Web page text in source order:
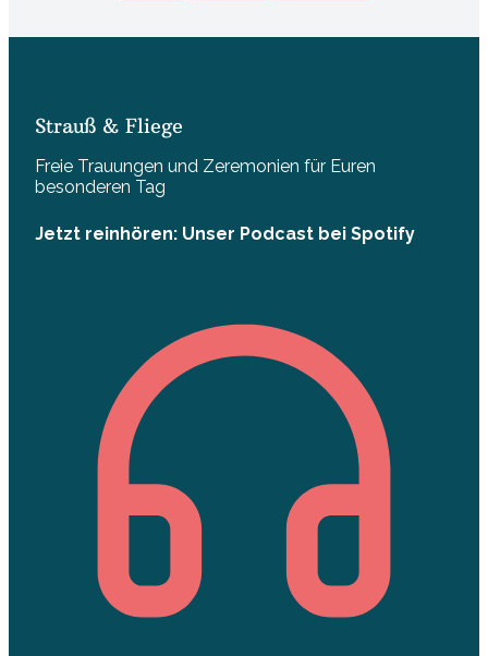
Strauß & Fliege
Freie Trauungen und Zeremonien für Euren
besonderen Tag
Jetzt reinhören: Unser Podcast bei Spotify